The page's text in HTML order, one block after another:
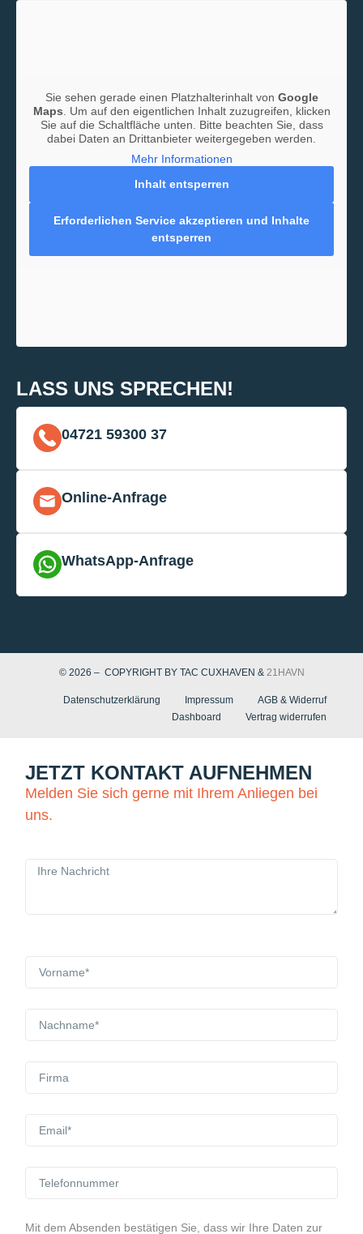
Sie sehen gerade einen Platzhalterinhalt von Google
Maps . Um auf den eigentlichen Inhalt zuzugreifen, klicken
Sie auf die Schaltfläche unten. Bitte beachten Sie, dass
dabei Daten an Drittanbieter weitergegeben werden.
Mehr Informationen
Inhalt entsperren
Erforderlichen Service akzeptieren und Inhalte
entsperren
LASS UNS SPRECHEN!
04721 59300 37
Online-Anfrage
WhatsApp-Anfrage
© 2026 – COPYRIGHT BY TAC CUXHAVEN & 21HAVN
Datenschutzerklärung Impressum
AGB & Widerruf
Dashboard
Vertrag widerrufen
JETZT KONTAKT AUFNEHMEN
Melden Sie sich gerne mit Ihrem Anliegen bei
uns.
Mit dem Absenden bestätigen Sie, dass wir Ihre Daten zur